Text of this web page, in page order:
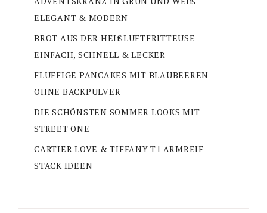
ELEGANT & MODERN
BROT AUS DER HEIßLUFTFRITTEUSE –
EINFACH, SCHNELL & LECKER
FLUFFIGE PANCAKES MIT BLAUBEEREN –
OHNE BACKPULVER
DIE SCHÖNSTEN SOMMER LOOKS MIT
STREET ONE
CARTIER LOVE & TIFFANY T1 ARMREIF
STACK IDEEN